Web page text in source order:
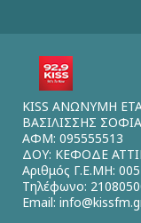
KISS ΑΝΩΝΥΜΗ
ΒΑΣΙΛΙΣΣΗΣ
ΑΦΜ: 095555513
ΔΟΥ: ΚΕΦΟΔΕ
Αριθμός Γ.Ε.ΜΗ:
Τηλέφωνο:
Email: